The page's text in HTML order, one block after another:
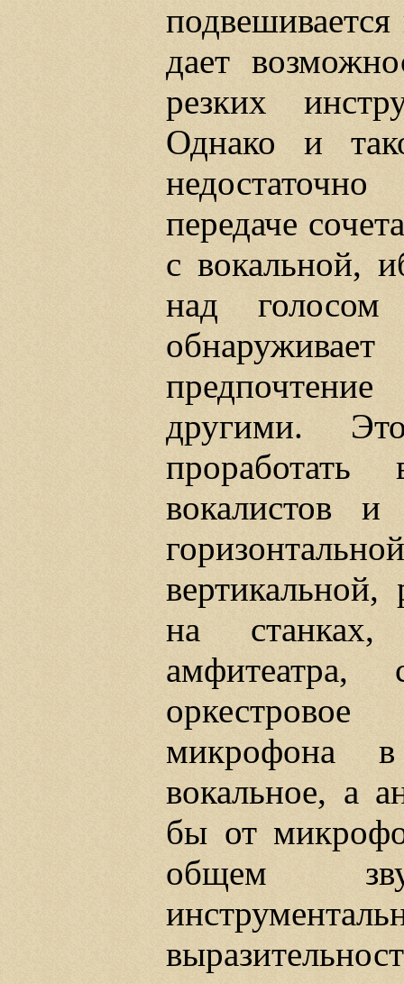
дает
резких
Однако и
передаче
с вокальной,
над
другими. Это
вокалистов
вертикальной,
на
микрофона
вокальное, а
бы от
общем